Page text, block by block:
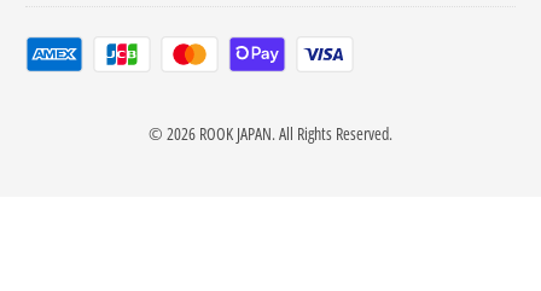
© 2026 ROOK JAPAN. All Rights Reserved.